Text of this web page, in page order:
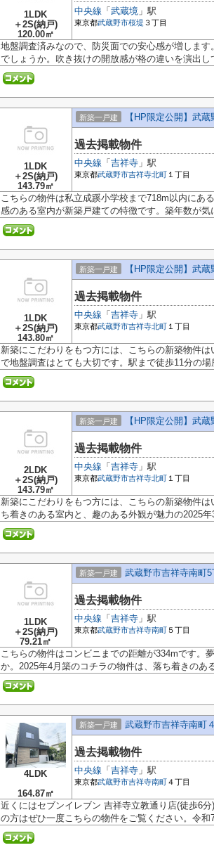
1LDK
＋2S(納戸)
120.00㎡
中央線 「 武蔵境 」駅
東京都武蔵野市桜堤 ３丁目
地盤調査済みなので、防災面での安心感が増しま
でしょうか。吹き抜けの開放感が格の違いを演出
1LDK
＋2S(納戸)
143.79㎡
新築一戸建 【HP限定公開】武
過去掲載物件
中央線 「 吉祥寺 」駅
東京都武蔵野市吉祥寺北町 １丁目
こちらの物件は私立成蹊小学校まで718m以内にあ
感のある室内が新築戸建ての特徴です。築年数が
1LDK
＋2S(納戸)
143.80㎡
新築一戸建 【HP限定公開】武
過去掲載物件
中央線 「 吉祥寺 」駅
東京都武蔵野市吉祥寺北町 １丁目
新築にこだわりをもつ方には、こちらの新築物件
で地盤調査はとても大切です。駅まで徒歩11分の
2LDK
＋2S(納戸)
143.79㎡
新築一戸建 【HP限定公開】武
過去掲載物件
中央線 「 吉祥寺 」駅
東京都武蔵野市吉祥寺北町 １丁目
新築にこだわりをもつ方には、こちらの新築物件
ち着きのある室内と、趣のある外観が魅力の2025
1LDK
＋2S(納戸)
79.21㎡
新築一戸建 武蔵野市吉祥寺南
過去掲載物件
中央線 「 吉祥寺 」駅
東京都武蔵野市吉祥寺南町 ５丁目
こちらの物件はコンビニまでの距離が334mです。
か。2025年4月築のコチラの物件は、落ち着きのあ
4LDK
164.87㎡
新築一戸建 武蔵野市吉祥寺南
過去掲載物件
中央線 「 吉祥寺 」駅
東京都武蔵野市吉祥寺南町 ４丁目
近くにはセブンイレブン 吉祥寺立教通り店(徒歩6
の方はぜひ一度こちらの物件をご覧ください。令